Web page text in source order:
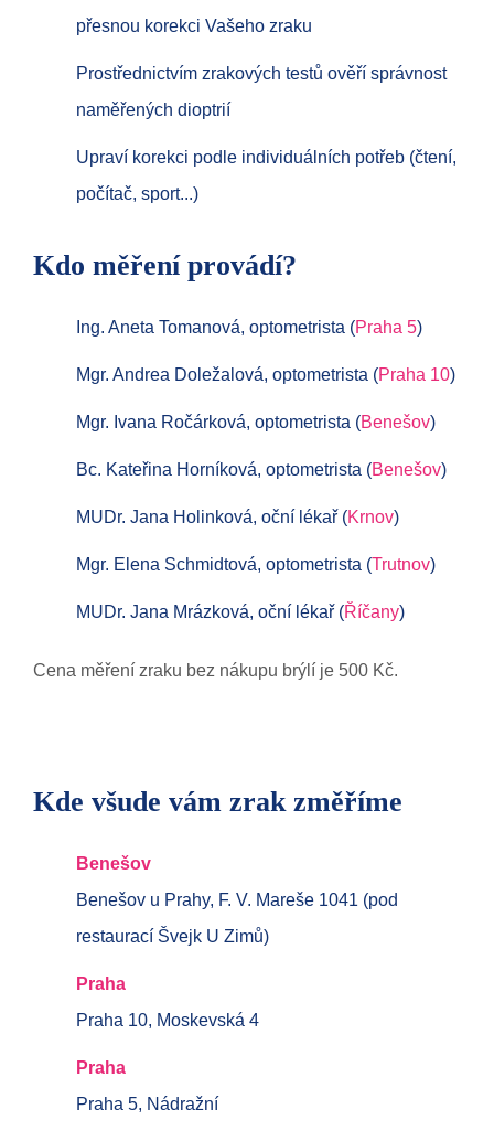
přesnou korekci Vašeho zraku
Prostřednictvím zrakových testů ověří správnost
naměřených dioptrií
Upraví korekci podle individuálních potřeb (čtení,
počítač, sport...)
Kdo měření provádí?
Ing. Aneta Tomanová, optometrista (Praha 5)
Mgr. Andrea Doležalová, optometrista (Praha 10)
Mgr. Ivana Ročárková, optometrista (Benešov)
Bc. Kateřina Horníková, optometrista (Benešov)
MUDr. Jana Holinková, oční lékař (Krnov)
Mgr. Elena Schmidtová, optometrista (Trutnov)
MUDr. Jana Mrázková, oční lékař (Říčany)
Cena měření zraku bez nákupu brýlí je 500 Kč.
Kde všude vám zrak změříme
Benešov
Benešov u Prahy, F. V. Mareše 1041 (pod
restaurací Švejk U Zimů)
Praha
Praha 10, Moskevská 4
Praha
Praha 5, Nádražní